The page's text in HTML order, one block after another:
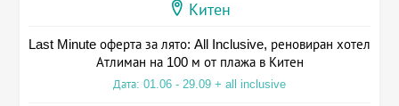
Китен
Last Minute оферта за лято: All Inclusive, реновиран хотел
Атлиман на 100 м от плажа в Китен
Дата: 01.06 - 29.09 + all inclusive